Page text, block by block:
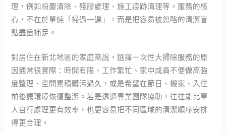
理，例如粉塵清除、殘膠處理、施工痕跡清理等。服務的核
心，不在於單純「掃過一遍」，而是把容易被忽略的清潔盲
點盡量補足。
對居住在新北地區的家庭來說，選擇一次性大掃除服務的原
因通常很實際：時間有限、工作繁忙、家中成員不便做高強
度整理、空間累積髒污過久，或是希望在節日、搬家、入住
前後讓環境恢復整潔。若是透過專業團隊協助，往往能比單
人自行處理更有效率，也更容易把不同區域的清潔順序安排
得更合理。